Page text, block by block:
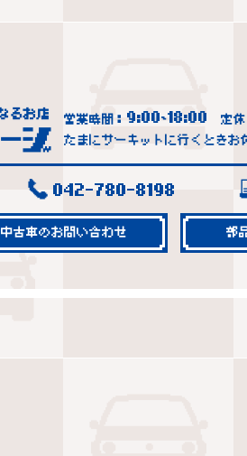
営業時間： 9:00~18:00
定休
たまにサーキットに行くときお
042-780-8198
中古車のお問い合わせ 部